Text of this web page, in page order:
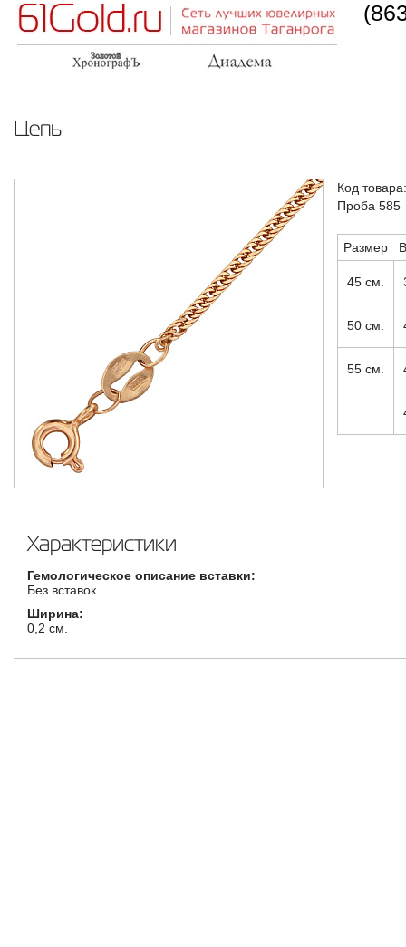
Цепь
Код
Проба 585
Размер
45 см.
50 см.
55 см.
Характеристики
Гемологическое описание вставки:
Без вставок
Ширина:
0,2 см.